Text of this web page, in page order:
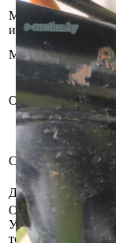
Местоположение
имущества
Марка
Описание
Состояние
Должник
Осмотр объекта
Участник
торгов осмотреть